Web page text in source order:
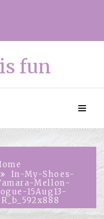
fun
In-My-Shoes-
Mellon-
15Aug13-